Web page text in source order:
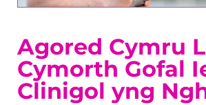
Agored Cymru
Cymorth Gofal
Clinigol yng